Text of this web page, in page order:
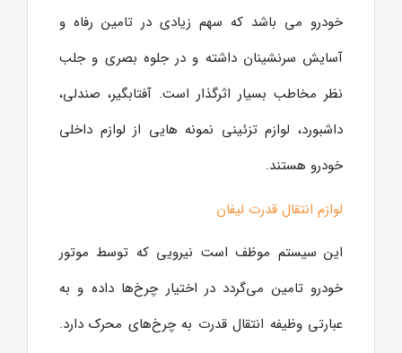
خودرو می باشد که سهم زیادی در تامین رفاه و
آسایش سرنشینان داشته و در جلوه بصری و جلب
نظر مخاطب بسیار اثرگذار است. آفتابگیر، صندلی،
داشبورد، لوازم تزئینی نمونه هایی از لوازم داخلی
خودرو هستند.
لوازم انتقال قدرت لیفان
این سیستم موظف است نیرویی که توسط موتور
خودرو تامین می‌گردد در اختیار چرخ‌ها داده و به
عبارتی وظیفه انتقال قدرت به چرخ‌های محرک دارد.